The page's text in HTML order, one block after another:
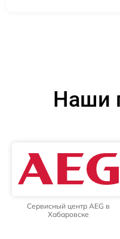
Наши
Сервисный центр AEG в
Хабаровске